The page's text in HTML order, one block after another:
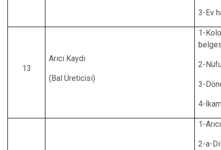
3-Ev
13
Arıcı Kaydı
(Bal Üreticisi)
1-
2-
3-
4-
1-
2-a-